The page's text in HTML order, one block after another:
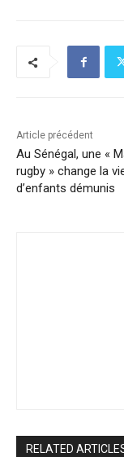
k
dI
n
Article précédent
Au Sénégal, une «
rugby » change la
d’enfants démunis
RELATED